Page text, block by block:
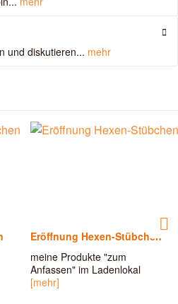
und diskutieren... mehr
Eröffnung Hexen-Stübchen
meine Produkte "zum
Anfassen" im Ladenlokal
[mehr]